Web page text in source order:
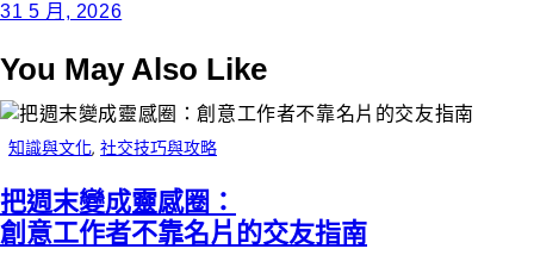
31 5 月, 2026
You May Also Like
知識與文化, 社交技巧與攻略
把週末變成靈感圈：
創意工作者不靠名片的交友指南